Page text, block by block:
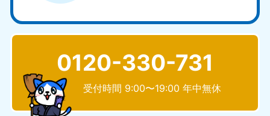
0120-330-731
受付時間 9:00〜19:00 年中無休